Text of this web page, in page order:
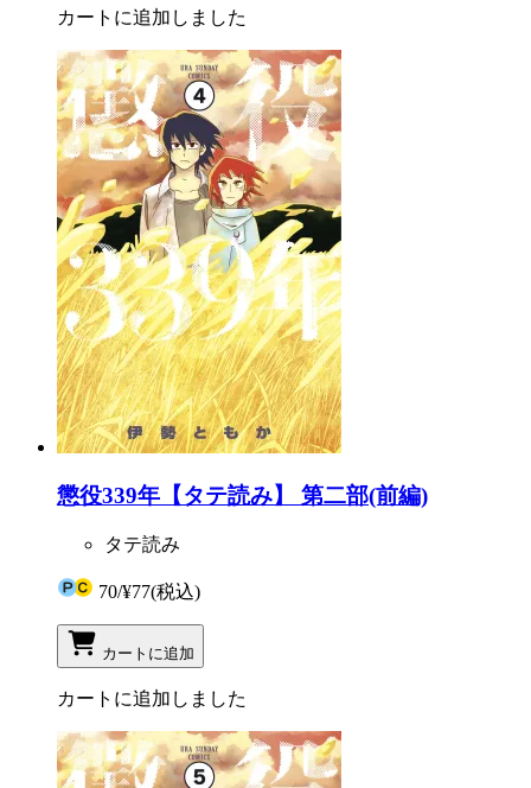
カートに追加しました
懲役339年【タテ読み】 第二部(前編)
タテ読み
70/¥77(税込)
カートに追加
カートに追加しました